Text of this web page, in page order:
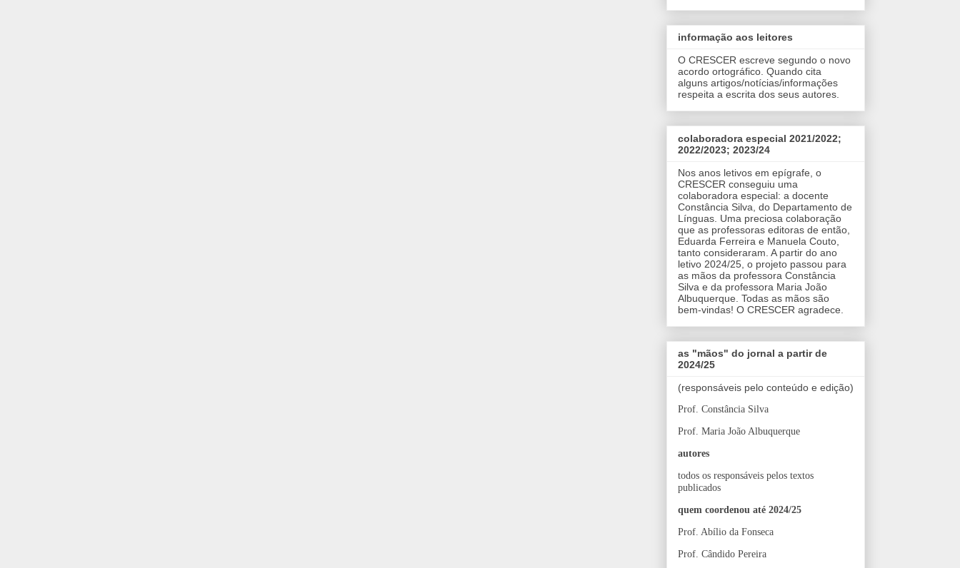
informação aos leitores
O CRESCER escreve segundo o novo
acordo ortográfico. Quando cita
alguns artigos/notícias/informações
respeita a escrita dos seus autores.
colaboradora especial 2021/2022;
2022/2023; 2023/24
Nos anos letivos em epígrafe, o
CRESCER conseguiu uma
colaboradora especial: a docente
Constância Silva, do Departamento de
Línguas. Uma preciosa colaboração
que as professoras editoras de então,
Eduarda Ferreira e Manuela Couto,
tanto consideraram. A partir do ano
letivo 2024/25, o projeto passou para
as mãos da professora Constância
Silva e da professora Maria João
Albuquerque. Todas as mãos são
bem-vindas! O CRESCER agradece.
as "mãos" do jornal a partir de
2024/25
(responsáveis pelo conteúdo e edição)
Prof. Constância Silva
Prof. Maria João Albuquerque
autores
todos os responsáveis pelos textos
publicados
quem coordenou até 2024/25
Prof. Abílio da Fonseca
Prof. Cândido Pereira